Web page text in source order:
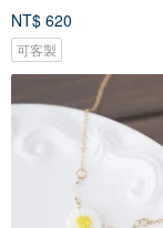
NT$ 620
可客製